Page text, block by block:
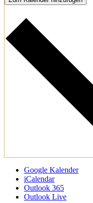
Google Kalender
iCalendar
Outlook 365
Outlook Live